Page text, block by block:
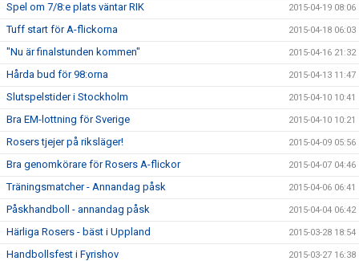
Spel om 7/8:e plats väntar RIK 2015-04-19 08:06
Tuff start för A-flickorna 2015-04-18 06:03
"Nu är finalstunden kommen" 2015-04-16 21:32
Hårda bud för 98:orna 2015-04-13 11:47
Slutspelstider i Stockholm 2015-04-10 10:41
Bra EM-lottning för Sverige 2015-04-10 10:21
Rosers tjejer på riksläger! 2015-04-09 05:56
Bra genomkörare för Rosers A-flickor 2015-04-07 04:46
Träningsmatcher - Annandag påsk 2015-04-06 06:41
Påskhandboll - annandag påsk 2015-04-04 06:42
Härliga Rosers - bäst i Uppland 2015-03-28 18:54
Handbollsfest i Fyrishov 2015-03-27 16:38